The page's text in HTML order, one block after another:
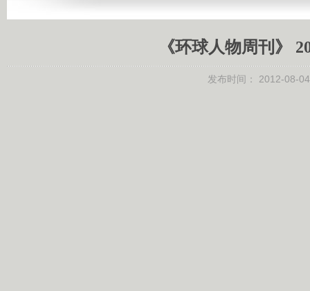
《环球人物周刊》
发布时间： 2012-08-